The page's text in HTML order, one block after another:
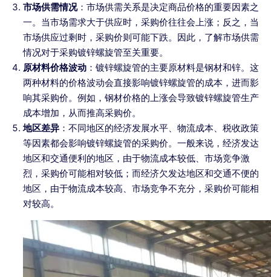
市场供需情况：市场供需关系是决定商品价格的重要因素之
一。当市场需求大于供应时，采购价往往会上涨；反之，当
市场供应过剩时，采购价则可能下跌。因此，了解市场供需
情况对于采购镀锌螺旋管至关重要。
原材料价格波动 ：镀锌螺旋管的主要原材料是钢材和锌。这
两种材料的价格波动会直接影响镀锌螺旋管的成本，进而影
响其采购价。例如，钢材价格的上涨会导致镀锌螺旋管生产
成本增加，从而推高采购价。
地区差异 ：不同地区的经济发展水平、物流成本、税收政策
等因素都会影响镀锌螺旋管的采购价。一般来说，经济发达
地区和交通便利的地区，由于物流成本较低、市场竞争激
烈，采购价可能相对较低；而经济欠发达地区和交通不便的
地区，由于物流成本较高、市场竞争不充分，采购价可能相
对较高。